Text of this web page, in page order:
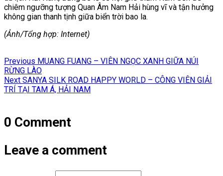
chiêm ngưỡng tượng Quan Âm Nam Hải hùng vĩ và tận hưởng
không gian thanh tịnh giữa biển trời bao la.
(Ảnh/Tổng hợp: Internet)
Điều
hướng
bài
viết
Previous Previous
post:
MUANG FUANG – VIÊN NGỌC XANH GIỮA NÚI
RỪNG LÀO
Next Next
post:
SANYA SILK ROAD HAPPY WORLD – CÔNG VIÊN GIẢI
TRÍ TẠI TAM Á, HẢI NAM
0 Comment
Leave a comment